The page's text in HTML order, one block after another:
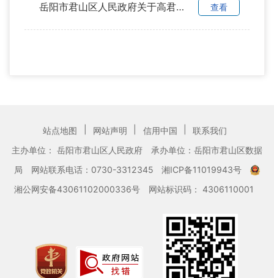
岳阳市君山区人民政府关于高君林等同志职务任免的通知 查看
站点地图 网站声明 信用中国
联系我们
主办单位： 岳阳市君山区人民政府
承办单位：岳阳市君山区数据
局
网站联系电话：0730-3312345
湘ICP备11019943号
湘公网安备43061102000336号
网站标识码： 4306110001